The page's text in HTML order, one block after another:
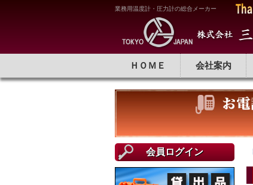
業務用温度計・圧力計の総合メーカー
ＨＯＭＥ 会社案内
会員ログイン